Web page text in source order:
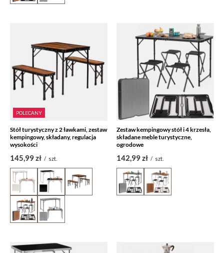
POLECANY
Stół turystyczny z 2 ławkami, zestaw
kempingowy, składany, regulacja
wysokości
145,99 zł / szt.
Zestaw kempingowy stół i 4 krzesła,
składane meble turystyczne,
ogrodowe
142,99 zł / szt.